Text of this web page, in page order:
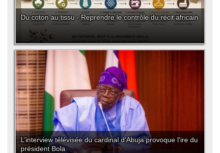
Du coton au tissu - Reprendre le contrôle du récit africain
L’interview télévisée du cardinal d'Abuja provoque l'ire du
président Bola